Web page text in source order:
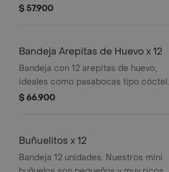
8 carimañolas de carne de 30g
ideal para reuniones o para saciar
ese antojito 30 a 35 gramos
$ 57.900
Bandeja Arepitas de Huevo x 12
Bandeja con 12 arepitas de huevo,
ideales como pasabocas tipo cóctel.
Cada arepita mide entre 7 y 8 cm de
$ 66.900
Buñuelitos x 12
Bandeja 12 unidades. Nuestros mini